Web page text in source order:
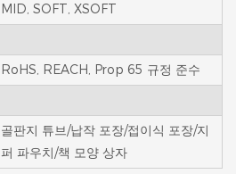
MID, SOFT, XSOFT
RoHS, REACH, Prop 65 규정 준수
골판지 튜브/납작 포장/접이식 포장/지
퍼 파우치/책 모양 상자